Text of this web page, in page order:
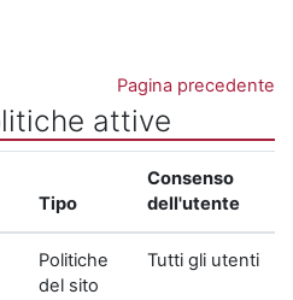
Pagina precedente
attive
Tipo
Consenso
dell'utente
Politiche
del sito
Tutti gli utenti